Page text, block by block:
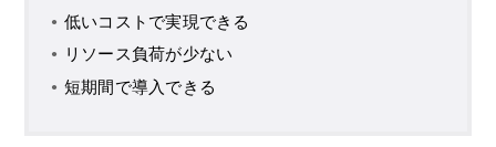
低いコストで実現できる
リソース負荷が少ない
短期間で導入できる